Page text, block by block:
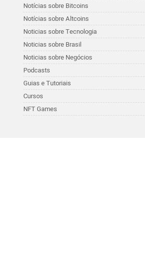
Notícias sobre Bitcoins
Notícias sobre Altcoins
Noticias sobre Tecnologia
Noticias sobre Brasil
Noticias sobre Negócios
Podcasts
Guias e Tutoriais
Cursos
NFT Games